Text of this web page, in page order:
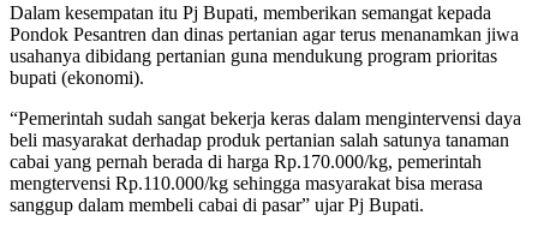
Dalam kesempatan itu Pj Bupati, memberikan semangat kepada
Pondok Pesantren dan dinas pertanian agar terus menanamkan jiwa
usahanya dibidang pertanian guna mendukung program prioritas
bupati (ekonomi).
“Pemerintah sudah sangat bekerja keras dalam mengintervensi daya
beli masyarakat derhadap produk pertanian salah satunya tanaman
cabai yang pernah berada di harga Rp.170.000/kg, pemerintah
mengtervensi Rp.110.000/kg sehingga masyarakat bisa merasa
sanggup dalam membeli cabai di pasar” ujar Pj Bupati.